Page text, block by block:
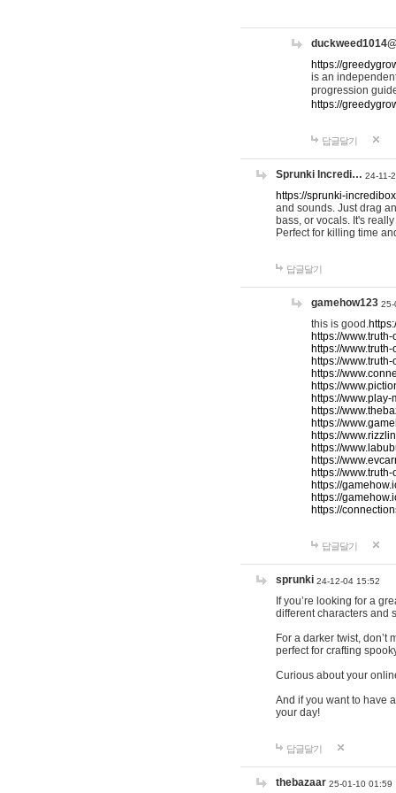
https://
is an
progression
https://
답글달기
Sprunki Incredi… 24-11-
https://sprunki-
and sounds. Just drag
bass, or vocals. It's
Perfect for killing time
답글달기
gamehow123 25-
this is good.
https://
https://
https://
https://
https://
https://
https://
https://
https://
https://
https://
https://
https://
https://
https://
답글달기
sprunki 24-12-04 15:52
If you’re looking for a
different characters and
For a darker twist, don’t
perfect for crafting
Curious about your
And if you want to have
your day!
답글달기
thebazaar 25-01-10 01:59